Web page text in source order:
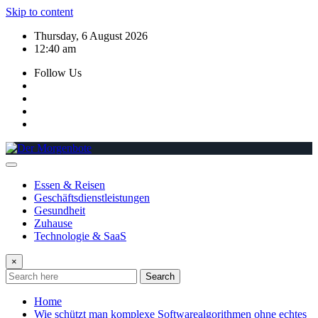
Skip to content
Thursday, 6 August 2026
12:40 am
Follow Us
Essen & Reisen
Geschäftsdienstleistungen
Gesundheit
Zuhause
Technologie & SaaS
×
Search
Home
Wie schützt man komplexe Softwarealgorithmen ohne echtes